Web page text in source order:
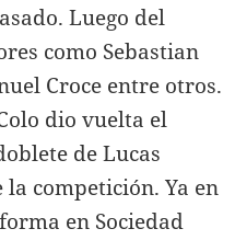
Luego del
como Sebastian
Croce entre otros.
dio vuelta el
de Lucas
competición. Ya en
en Sociedad